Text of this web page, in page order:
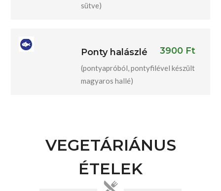
sütve)
Ponty halászlé 3900 Ft
(pontyapróból, pontyfilével készült
magyaros hallé)
VEGETÁRIÁNUS
ÉTELEK